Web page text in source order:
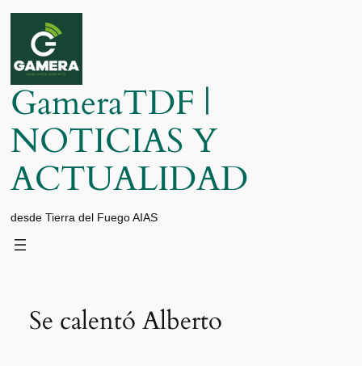
Saltar
contenido
GameraTDF |
NOTICIAS Y
ACTUALIDAD
desde Tierra del Fuego AIAS
Se calentó Alberto